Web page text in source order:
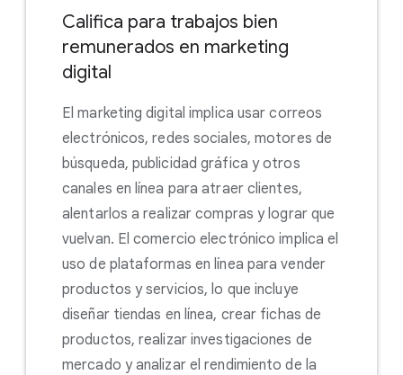
Califica para trabajos bien
remunerados en marketing
digital
El marketing digital implica usar correos
electrónicos, redes sociales, motores de
búsqueda, publicidad gráfica y otros
canales en línea para atraer clientes,
alentarlos a realizar compras y lograr que
vuelvan. El comercio electrónico implica el
uso de plataformas en línea para vender
productos y servicios, lo que incluye
diseñar tiendas en línea, crear fichas de
productos, realizar investigaciones de
mercado y analizar el rendimiento de la